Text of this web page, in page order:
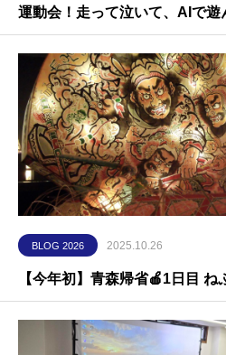
運動会！走って泣いて、AIで遊
BLOG 2026 2025.10.26
【今年初】青森帰省🍎1日目 ね